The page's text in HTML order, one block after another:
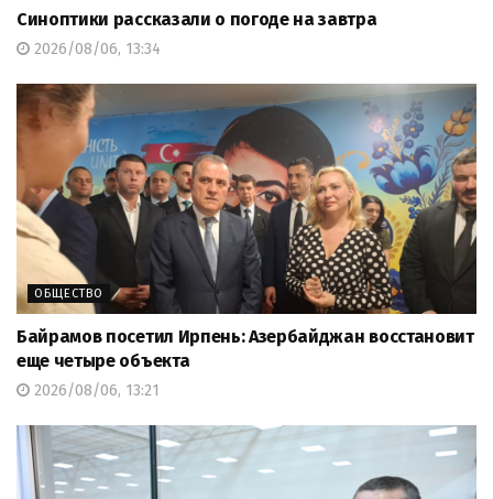
Синоптики рассказали о погоде на завтра
2026/08/06, 13:34
ОБЩЕСТВО
Байрамов посетил Ирпень: Азербайджан восстановит
еще четыре объекта
2026/08/06, 13:21